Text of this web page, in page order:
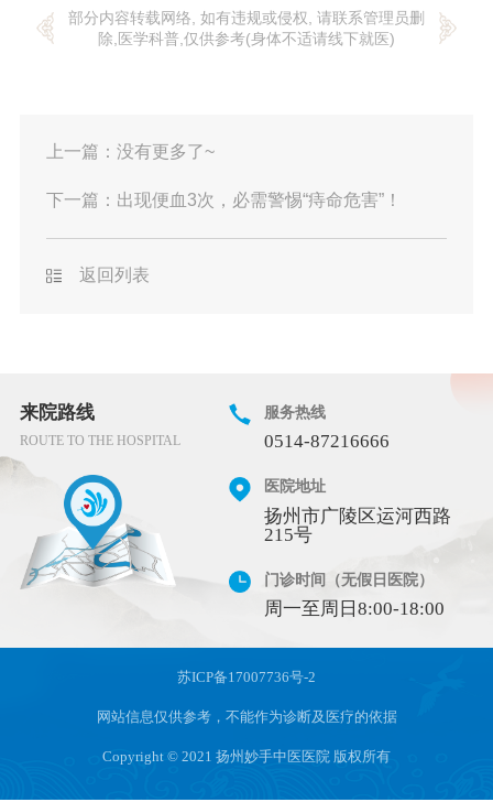
部分内容转载网络, 如有违规或侵权, 请联系管理员删
除,医学科普,仅供参考(身体不适请线下就医)
上一篇： 没有更多了~
下一篇： 出现便血3次，必需警惕“痔命危害”！
返回列表
来院路线
ROUTE TO THE HOSPITAL
服务热线
0514-87216666
医院地址
扬州市广陵区运河西路
215号
门诊时间（无假日医院）
周一至周日8:00-18:00
苏ICP备17007736号-2
网站信息仅供参考，不能作为诊断及医疗的依据
Copyright © 2021 扬州妙手中医医院 版权所有